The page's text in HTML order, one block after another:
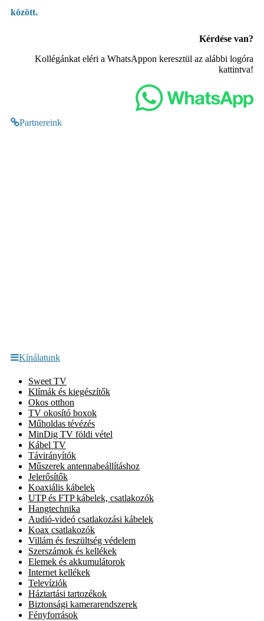
között.
Kérdése van?
Kollégánkat eléri a WhatsAppon keresztül az alábbi logóra
kattintva!
Partnereink
Kínálatunk
Sweet TV
Klímák és kiegészítők
Okos otthon
TV okosító boxok
Műholdas tévézés
MinDig TV földi vétel
Kábel TV
Távirányítók
Műszerek antennabeállításhoz
Jelerősítők
Koaxiális kábelek
UTP és FTP kábelek, csatlakozók
Hangtechnika
Audió-videó csatlakozási kábelek
Koax csatlakozók
Villám és feszültség védelem
Szerszámok és kellékek
Elemek és akkumulátorok
Internet kellékek
Televíziók
Háztartási tartozékok
Biztonsági kamerarendszerek
Fényforrások